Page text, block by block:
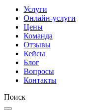
Услуги
Онлайн-услуги
Цены
Команда
Отзывы
Кейсы
Блог
Вопросы
Контакты
Поиск